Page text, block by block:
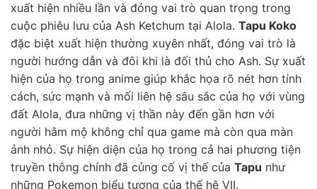
xuất hiện nhiều lần và đóng vai trò quan trọng trong
cuộc phiêu lưu của Ash Ketchum tại Alola. Tapu Koko
đặc biệt xuất hiện thường xuyên nhất, đóng vai trò là
người hướng dẫn và đôi khi là đối thủ cho Ash. Sự xuất
hiện của họ trong anime giúp khắc họa rõ nét hơn tính
cách, sức mạnh và mối liên hệ sâu sắc của họ với vùng
đất Alola, đưa những vị thần này đến gần hơn với
người hâm mộ không chỉ qua game mà còn qua màn
ảnh nhỏ. Sự hiện diện của họ trong cả hai phương tiện
truyền thông chính đã củng cố vị thế của Tapu như
những Pokemon biểu tượng của thế hệ VII.